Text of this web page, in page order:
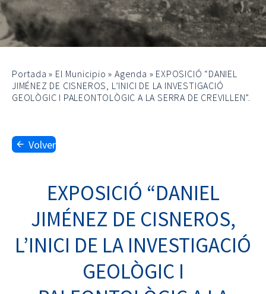
Portada » El Municipio »Agenda » EXPOSICIÓ “DANIEL
JIMÉNEZ DE CISNEROS, L’INICI DE LA INVESTIGACIÓ
GEOLÒGIC I PALEONTOLÒGIC A LA SERRA DE CREVILLEN”.
Volver
EXPOSICIÓ “DANIEL
JIMÉNEZ DE CISNEROS,
L’INICI DE LA INVESTIGACIÓ
GEOLÒGIC I